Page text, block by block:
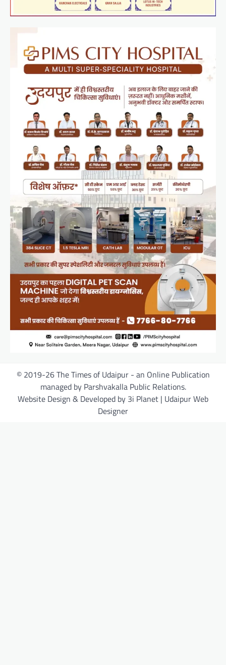
© 2019-26 The Times of Udaipur - an Online Publication
managed by Parshvakalla Public Relations.
Website Design & Developed by 3i Planet | Udaipur Web
Designer